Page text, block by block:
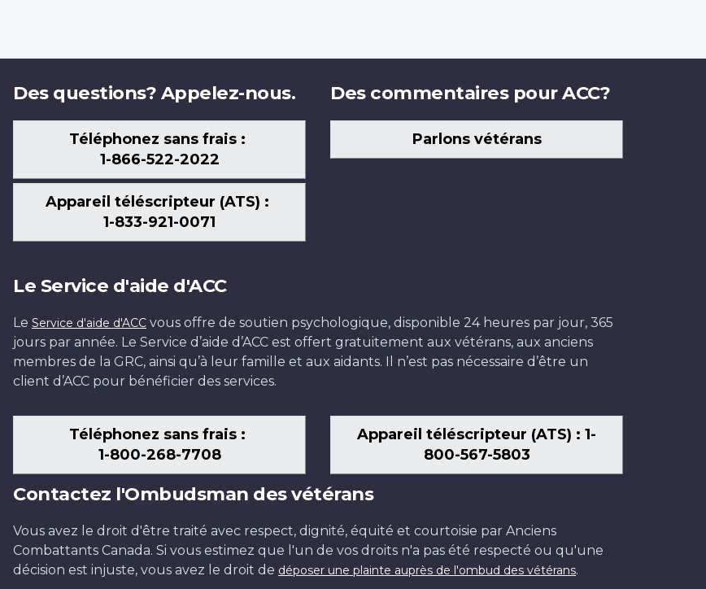
Des questions? Appelez-nous.
Téléphonez sans frais :
1-866-522-2022
Appareil téléscripteur (ATS) :
1-833-921-0071
Des commentaires pour ACC?
Parlons vétérans
Le Service d'aide d'ACC
Le Service d'aide d'ACC vous offre de soutien psychologique, disponible 24 heures par jour, 365
jours par année. Le Service d’aide d’ACC est offert gratuitement aux vétérans, aux anciens
membres de la GRC, ainsi qu’à leur famille et aux aidants. Il n’est pas nécessaire d’être un
client d’ACC pour bénéficier des services.
Téléphonez sans frais :
1-800-268-7708
Appareil téléscripteur (ATS) : 1-
800-567-5803
Contactez l'Ombudsman des vétérans
Vous avez le droit d'être traité avec respect, dignité, équité et courtoisie par Anciens
Combattants Canada. Si vous estimez que l'un de vos droits n'a pas été respecté ou qu'une
décision est injuste, vous avez le droit de déposer une plainte auprès de l'ombud des vétérans.